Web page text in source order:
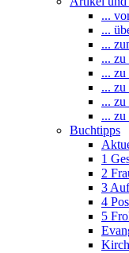
...
...
...
...
... zu
... zu
... zu
... zu
Buchtipps
1
2
3
4
5